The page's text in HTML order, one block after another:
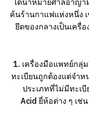
ได้นำหมายศาลอาญา
ค้นร้านกาแฟแห่งหนึ่ง
ยึดของกลางเป็นเครื่
1. เครื่องมือแพทย์กลุ่
ทะเบียนถูกต้องแต่จำ
ประเภทที่ไม่มีทะเ
Acid ยี่ห้อต่าง ๆ เช่